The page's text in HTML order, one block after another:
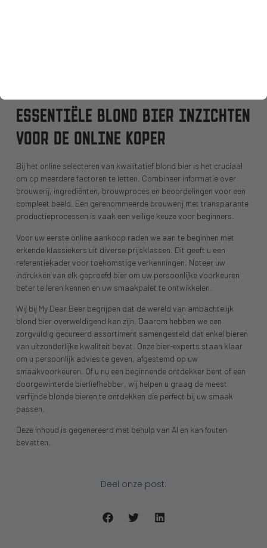
ESSENTIËLE BLOND BIER INZICHTEN
VOOR DE ONLINE KOPER
Bij het online selecteren van kwalitatief blond bier is het cruciaal
om op meerdere factoren te letten. Combineer informatie over
brouwerij, ingrediënten, brouwproces en beoordelingen voor een
compleet beeld. Een gerenommeerde brouwerij met transparante
productieprocessen is vaak een veilige keuze voor beginners.
Voor uw eerste online aankoop raden we aan te beginnen met
erkende klassiekers uit diverse prijsklassen. Dit geeft u een
referentiekader voor toekomstige verkenningen. Noteer uw
indrukken van elk geproefd bier om uw persoonlijke voorkeuren
beter te leren kennen en uw smaakpalet te ontwikkelen.
Wij bij My Dear Beer begrijpen dat de wereld van ambachtelijk
blond bier overweldigend kan zijn. Daarom hebben we een
zorgvuldig gecureerd assortiment samengesteld dat enkel bieren
van uitzonderlijke kwaliteit bevat. Onze bier-experts staan klaar
om u persoonlijk advies te geven, afgestemd op uw
smaakvoorkeuren. Of u nu een beginnende ontdekker bent of een
doorgewinterde bierliefhebber, wij helpen u graag de meest
verfijnde blonde bieren te ontdekken die perfect bij uw smaak
passen.
Deze inhoud is gegenereerd met behulp van AI en kan fouten
bevatten.
Deel onze post: